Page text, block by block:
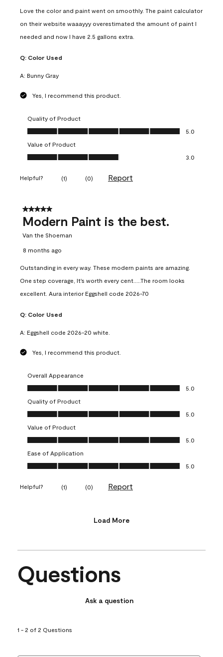
Love the color and paint went on smoothly. The paint calculator
on their website waaayyy overestimated the amount of paint I
needed and now I have 2.5 gallons extra.
Q: Color Used
A: Bunny Gray
Yes, I recommend this product.
Quality of Product
Quality of Product, 5.0 out of 5
5.0
Value of Product
Value of Product, 3.0 out of 5
3.0
Helpful? (1) (0) Report
5 out of 5 stars.
Modern Paint is the best.
Van the Shoeman
8 months ago
Outstanding in every way. These modern paints are amazing.
One step coverage, It's worth every cent.....The room looks
excellent. Aura interior Eggshell code 2026-70
Q: Color Used
A: Eggshell code 2026-20 white.
Yes, I recommend this product.
Overall Appearance
Overall Appearance, 5.0 out of 5
5.0
Quality of Product
Quality of Product, 5.0 out of 5
5.0
Value of Product
Value of Product, 5.0 out of 5
5.0
Ease of Application
Ease of Application, 5.0 out of 5
5.0
Helpful? (1) (0) Report
Load More
Questions
Ask a question
1 - 2 of 2 Questions